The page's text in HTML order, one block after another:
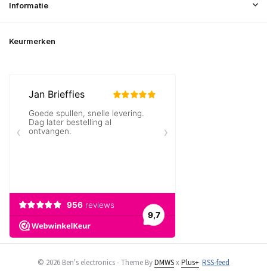
Informatie
Keurmerken
© 2026 Ben's electronics - Theme ByDMWSxPlus+ RSS-feed